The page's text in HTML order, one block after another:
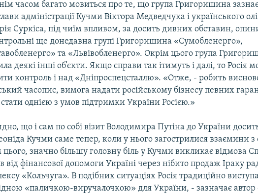
часом багато мовиться про те, що група Григоришина
адміністрації Кучми Віктора Медведчука і українського
Суркіса, під чиїм впливом, за досить дивних обставин,
ще донедавна групі Григоришина «Сумобленерго»,
та «Львівобленерго». Окрім цього група
деякі інші об’єкти. Якщо справи так ітимуть і далі, то Росія
контроль і над «Дніпроспецсталлю». «Отже, - робить
часопис, вимога надати російському бізнесу певних
однією з умов підтримки України Росією.»
що і сам по собі візит Володимира Путіна до України
Кучми саме тепер, коли у нього загострилися взаємини з
цього, значно більшу головну біль у Кучми викликає відмова
від фінансової допомоги Україні через нібито продаж Іраку
«Кольчуга». В подібних ситуаціях Росія традиційно
«паличкою-виручалочкою» для України, - зазначає автор